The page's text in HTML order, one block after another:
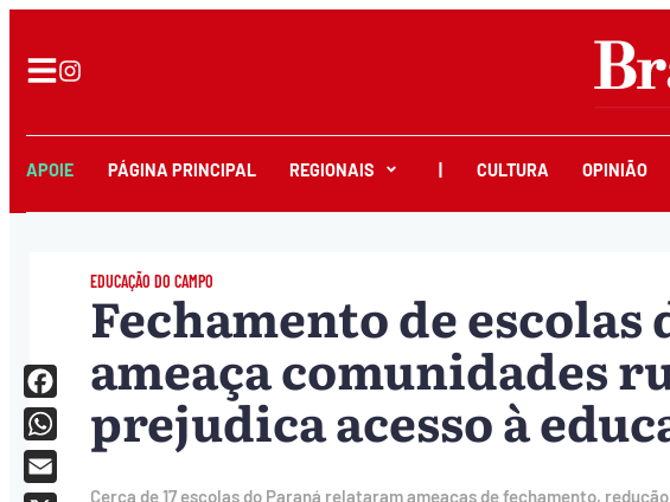
APOIE PÁGINA PRINCIPAL REGIONAIS CULTURA OPINIÃO
EDUCAÇÃO DO CAMPO
Fechamento de escolas
ameaça comunidades
prejudica acesso à
Cerca de 17 escolas do Paraná relataram ameaças de fechamento,
Facebook
WhatsApp